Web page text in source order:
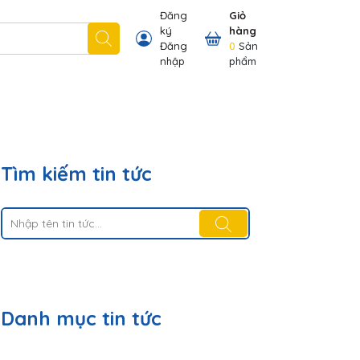
nhãn hiệu chúng tôi có Thông tin khách hàng
Đăng
ký
Đăng
nhập
Giỏ
hàng
0 Sản
phẩm
Tìm kiếm tin tức
Danh mục tin tức